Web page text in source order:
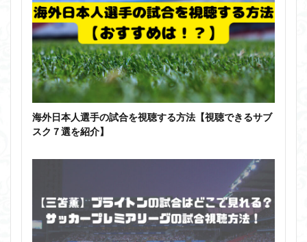
海外日本人選手の試合を視聴する方法【視聴できるサブ
スク７選を紹介】